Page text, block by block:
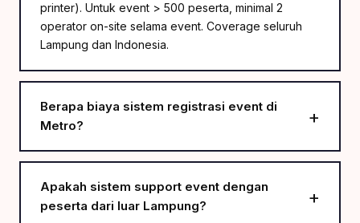
printer). Untuk event > 500 peserta, minimal 2
operator on-site selama event. Coverage seluruh
Lampung dan Indonesia.
Berapa biaya sistem registrasi event di
Metro?
Apakah sistem support event dengan
peserta dari luar Lampung?